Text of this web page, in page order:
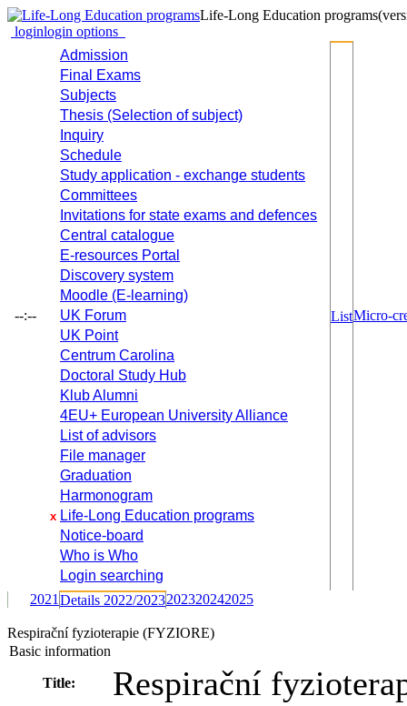
Life-Long Education programs
loginlogin options
--:--
Admission
Final Exams
Subjects
Thesis (Selection of subject)
Inquiry
Schedule
Study application - exchange students
Committees
Invitations for state exams and defences
Central catalogue
E-resources Portal
Discovery system
Moodle (E-learning)
UK Forum
UK Point
Centrum Carolina
Doctoral Study Hub
Klub Alumni
4EU+ European University Alliance
List of advisors
File manager
Graduation
Harmonogram
x Life-Long Education programs
Notice-board
Who is Who
Login searching
ListMicro-
2021 Details 2022/2023202320242025
Respirační fyzioterapie (FYZIORE)
Basic information
Title: Respirační